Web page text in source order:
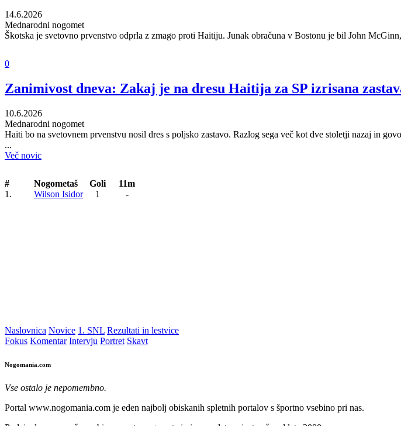
14.6.2026
Mednarodni nogomet
Škotska je svetovno prvenstvo odprla z zmago proti Haitiju. Junak obračuna v Bostonu je bil John
0
Zanimivost dneva: Zakaj je na dresu Haitija za SP izrisana
10.6.2026
Mednarodni nogomet
Haiti bo na svetovnem prvenstvu nosil dres s poljsko zastavo. Razlog sega več kot dve stoletji nazaj in
...
Več novic
# Nogometaš Goli
11m
1.
Wilson Isidor 1 -
Naslovnica Novice 1. SNL Rezultati in lestvice
Fokus Komentar Intervju Portret Skavt
Nogomania.com
Vse ostalo je nepomembno.
Portal www.nogomania.com je eden najbolj obiskanih spletnih portalov s športno vsebino pri nas.